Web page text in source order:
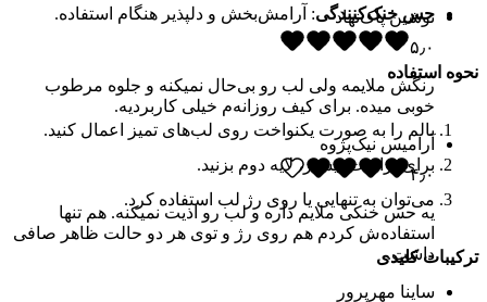
حس خنک‌کنندگی: آرامش‌بخش و دلپذیر هنگام استفاده.
نحوه استفاده
بالم را به صورت یکنواخت روی لب‌های تمیز اعمال کنید.
برای براقیت بیشتر، لایه دوم بزنید.
می‌توان به تنهایی یا روی رژ لب استفاده کرد.
ترکیبات کلیدی
نوشین پاک‌نهاد
۵٫۰
رنگش ملایمه ولی لب رو بی‌حال نمیکنه و جلوه مرطوب
خوبی میده. برای کیف روزانه‌م خیلی کاربردیه.
آرامیس نیک‌پژوه
۴٫۰
یه حس خنکی ملایم داره و لب رو اذیت نمیکنه. هم تنها
استفاده‌ش کردم هم روی رژ و توی هر دو حالت ظاهر صافی
داشت.
ساینا مهرپرور